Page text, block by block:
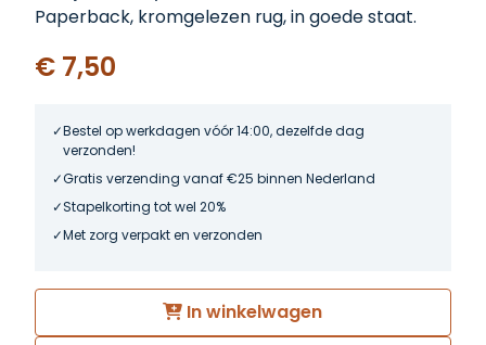
Paperback, kromgelezen rug, in goede staat.
€ 7,50
Bestel op werkdagen vóór 14:00, dezelfde dag
verzonden!
Gratis verzending vanaf €25 binnen Nederland
Stapelkorting tot wel 20%
Met zorg verpakt en verzonden
In winkelwagen